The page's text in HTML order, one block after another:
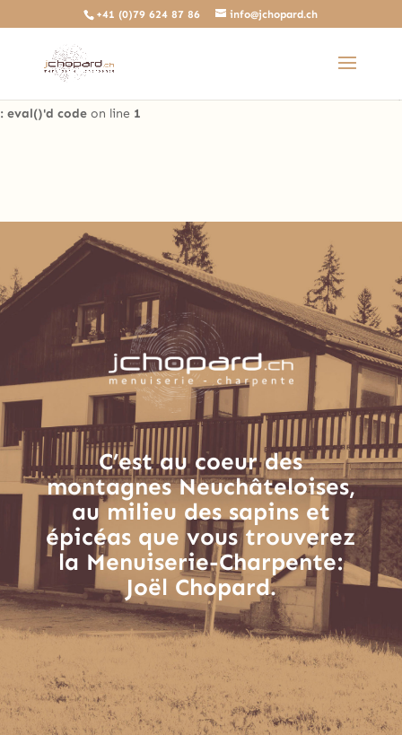
Deprecated: The predefined locally scoped $http_response_header
variable is deprecated, call http_get_last_response_headers()
instead in
: eval()'d code on line 1
+41 (0)79 624 87 86 info@jchopard.ch
C’est au coeur des
montagnes Neuchâteloises,
au milieu des sapins et
épicéas que vous trouverez
la Menuiserie-Charpente:
Joël Chopard.